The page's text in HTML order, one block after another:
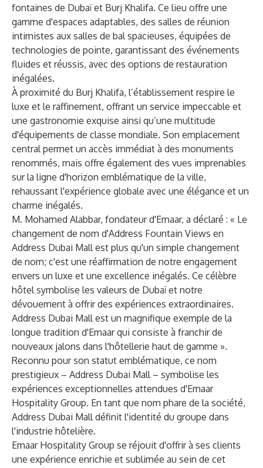
fontaines de Dubaï et Burj Khalifa. Ce lieu offre une
gamme d'espaces adaptables, des salles de réunion
intimistes aux salles de bal spacieuses, équipées de
technologies de pointe, garantissant des événements
fluides et réussis, avec des options de restauration
inégalées.
À proximité du Burj Khalifa, l’établissement respire le
luxe et le raffinement, offrant un service impeccable et
une gastronomie exquise ainsi qu’une multitude
d'équipements de classe mondiale. Son emplacement
central permet un accès immédiat à des monuments
renommés, mais offre également des vues imprenables
sur la ligne d'horizon emblématique de la ville,
rehaussant l'expérience globale avec une élégance et un
charme inégalés.
M. Mohamed Alabbar, fondateur d'Emaar, a déclaré : « Le
changement de nom d'Address Fountain Views en
Address Dubai Mall est plus qu'un simple changement
de nom; c'est une réaffirmation de notre engagement
envers un luxe et une excellence inégalés. Ce célèbre
hôtel symbolise les valeurs de Dubaï et notre
dévouement à offrir des expériences extraordinaires.
Address Dubai Mall est un magnifique exemple de la
longue tradition d'Emaar qui consiste à franchir de
nouveaux jalons dans l'hôtellerie haut de gamme ».
Reconnu pour son statut emblématique, ce nom
prestigieux – Address Dubai Mall – symbolise les
expériences exceptionnelles attendues d'Emaar
Hospitality Group. En tant que nom phare de la société,
Address Dubai Mall définit l'identité du groupe dans
l'industrie hôtelière.
Emaar Hospitality Group se réjouit d'offrir à ses clients
une expérience enrichie et sublimée au sein de cet